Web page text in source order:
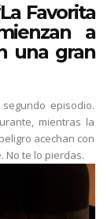
Favorita
a
una gran
episodio.
mientras la
acechan con
No te lo pierdas.